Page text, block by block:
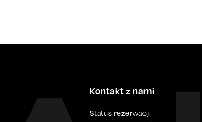
Kontakt z nami
Status rezerwacji